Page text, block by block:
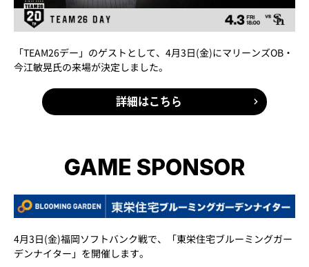
「TEAM26デー」のゲストとして、4月3日(金)にマリーンズOB・
今江敏晃氏の来場が決定しました。
詳細はこちら
GAME SPONSOR
4月3日(金)福岡ソフトバンク戦で、「東栄住宅ブルーミングガー
デンナイター」を開催します。